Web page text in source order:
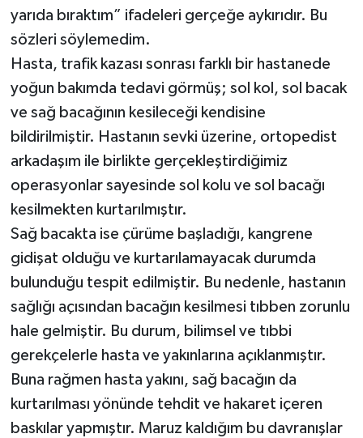
yarıda bıraktım” ifadeleri gerçeğe aykırıdır. Bu
sözleri söylemedim.
Hasta, trafik kazası sonrası farklı bir hastanede
yoğun bakımda tedavi görmüş; sol kol, sol bacak
ve sağ bacağının kesileceği kendisine
bildirilmiştir. Hastanın sevki üzerine, ortopedist
arkadaşım ile birlikte gerçekleştirdiğimiz
operasyonlar sayesinde sol kolu ve sol bacağı
kesilmekten kurtarılmıştır.
Sağ bacakta ise çürüme başladığı, kangrene
gidişat olduğu ve kurtarılamayacak durumda
bulunduğu tespit edilmiştir. Bu nedenle, hastanın
sağlığı açısından bacağın kesilmesi tıbben zorunlu
hale gelmiştir. Bu durum, bilimsel ve tıbbi
gerekçelerle hasta ve yakınlarına açıklanmıştır.
Buna rağmen hasta yakını, sağ bacağın da
kurtarılması yönünde tehdit ve hakaret içeren
baskılar yapmıştır. Maruz kaldığım bu davranışlar